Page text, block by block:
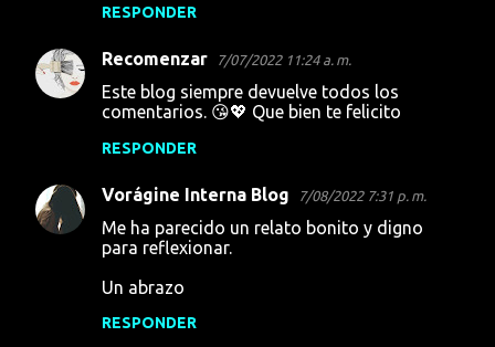
RESPONDER
Recomenzar 7/07/2022 11:24 a. m.
Este blog siempre devuelve todos los
comentarios. 😘💖 Que bien te felicito
RESPONDER
Vorágine Interna Blog 7/08/2022 7:31 p. m.
Me ha parecido un relato bonito y digno
para reflexionar.
Un abrazo
RESPONDER